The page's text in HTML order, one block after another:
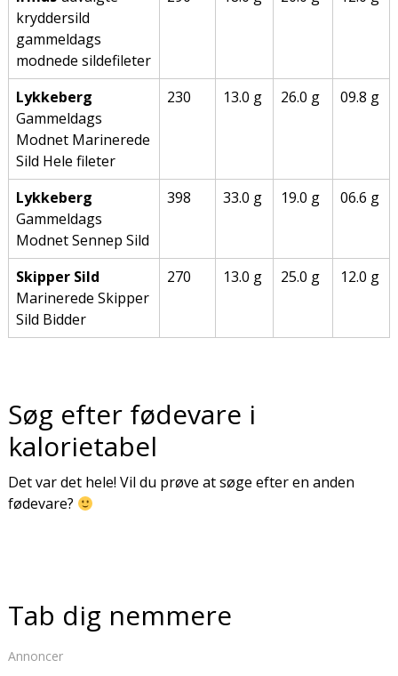
kryddersild
gammeldags
modnede sildefileter
Lykkeberg
Gammeldags
Modnet Marinerede
Sild Hele fileter
230 13.0 g 26.0 g 09.8 g
Lykkeberg
Gammeldags
Modnet Sennep Sild
398 33.0 g 19.0 g 06.6 g
Skipper Sild
Marinerede Skipper
Sild Bidder
270 13.0 g 25.0 g 12.0 g
Søg efter fødevare i
kalorietabel
Det var det hele! Vil du prøve at søge efter en anden
fødevare?
Tab dig nemmere
Annoncer